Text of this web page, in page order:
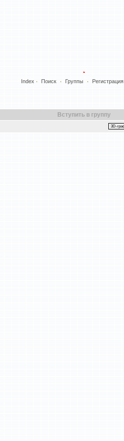
Index Поиск Группы Регистрация
Вступить в группу